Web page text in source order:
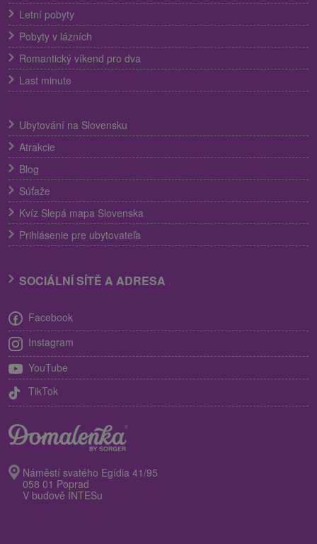
Letní pobyty
Pobyty v lázních
Romantický víkend pro dva
Last minute
Ubytování na Slovensku
Atrakcie
Blog
Súťaže
Kvíz Slepá mapa Slovenska
Prihlásenie pre ubytovateľa
SOCIÁLNÍ SÍTĚ A ADRESA
Facebook
Instagram
YouTube
TikTok
Náměstí svatého Egídia 41/95
058 01 Poprad
V budově INTESu